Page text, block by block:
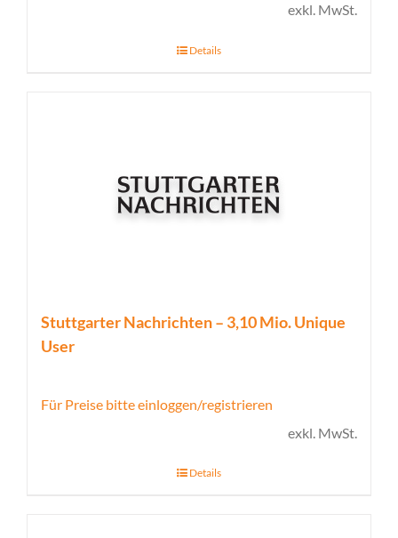
exkl. MwSt.
Details
Stuttgarter Nachrichten – 3,10 Mio. Unique
User
Für Preise bitte einloggen/registrieren
exkl. MwSt.
Details